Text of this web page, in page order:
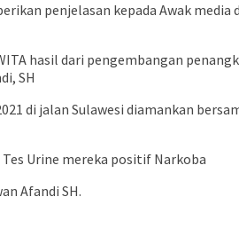
penjelasan kepada Awak media
hasil dari pengembangan
SH
di jalan Sulawesi diamankan
Urine mereka positif Narkoba
Afandi SH.